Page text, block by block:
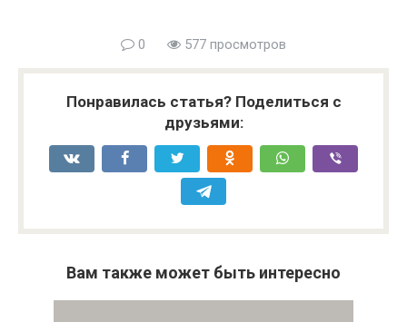
0 577 просмотров
Понравилась статья? Поделиться с
друзьями:
Вам также может быть интересно